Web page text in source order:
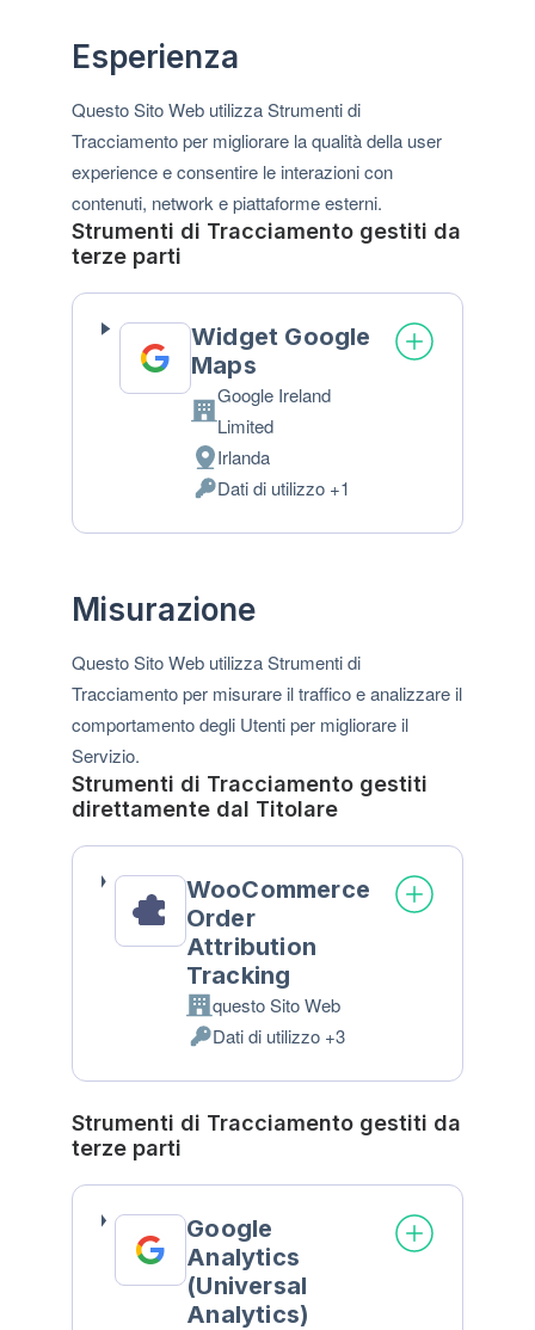
Esperienza
Questo Sito Web utilizza Strumenti di
Tracciamento per migliorare la qualità della user
experience e consentire le interazioni con
contenuti, network e piattaforme esterni.
Strumenti di Tracciamento gestiti da
terze parti
Widget Google
Maps
Azienda:
Google Ireland
Limited
Luogo
del
trattamento:
Irlanda
Dati
Personali
Dati di utilizzo +1
Misurazione
Questo Sito Web utilizza Strumenti di
Tracciamento per misurare il traffico e analizzare il
comportamento degli Utenti per migliorare il
Servizio.
Strumenti di Tracciamento gestiti
direttamente dal Titolare
WooCommerce
Order
Attribution
Tracking
Azienda:
questo Sito Web
Dati
Personali
trattati:
Dati di utilizzo +3
Strumenti di Tracciamento gestiti da
terze parti
Google
Analytics
(Universal
Analytics)